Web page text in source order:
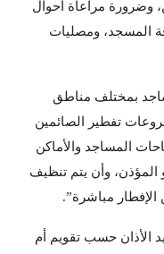
وضرورة مراعاة أحوال
المسجد، ومصليات
بمختلف مناطق
تفطير الصائمين
المساجد والأماكن
المؤذن، وأن يتم تنظيف
الإفطار مباشرة”.
الأذان حسب تقويم أم